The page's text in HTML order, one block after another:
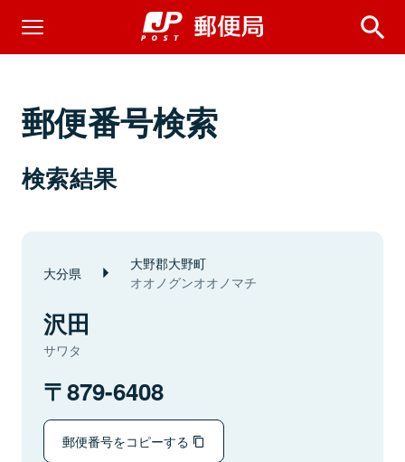
郵便番号検索
検索結果
大分県 大野郡大野町
オオノグンオオノマチ
沢田
サワタ
879-6408
郵便番号をコピーする